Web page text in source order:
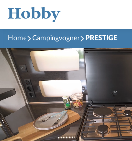
Home Campingvogner PRESTIGE